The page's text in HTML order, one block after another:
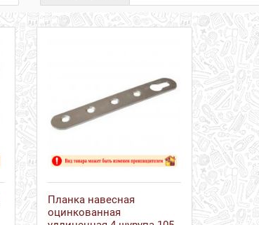
Планка навесная
оцинкованная